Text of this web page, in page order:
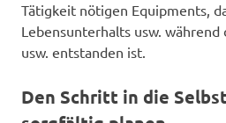
Tätigkeit nötigen Equipments,
Lebensunterhalts usw.
usw. entstanden ist.
Den Schritt in die